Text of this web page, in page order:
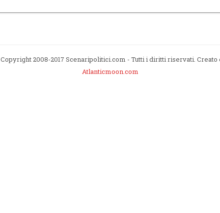
2008-2017 Scenaripolitici.com - Tutti i diritti riservati. Creato
Atlanticmoon.com